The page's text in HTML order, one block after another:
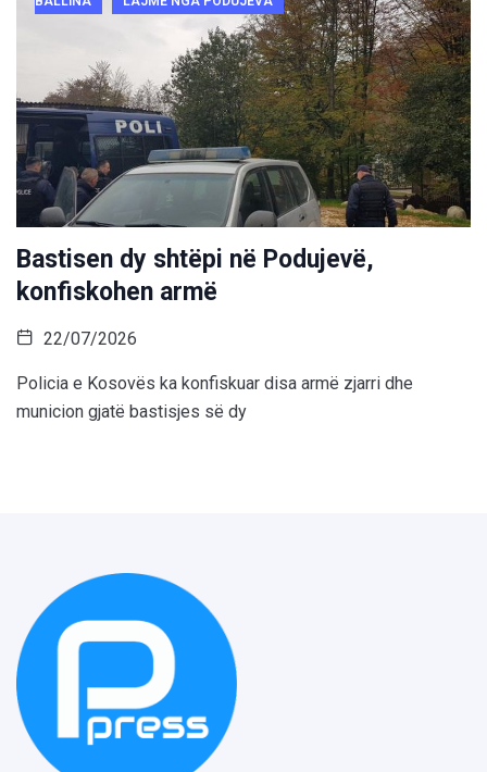
Bastisen dy shtëpi në Podujevë,
konfiskohen armë
22/07/2026
Policia e Kosovës ka konfiskuar disa armë zjarri dhe
municion gjatë bastisjes së dy